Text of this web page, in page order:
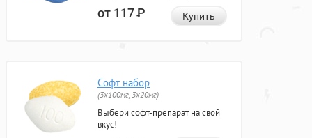
от 117Р Купить
Софт набор
(3x100мг, 3x20мг)
Выбери софт-препарат на свой
вкус!